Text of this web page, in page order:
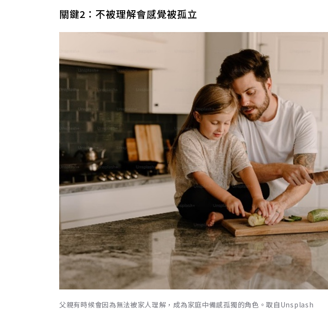
關鍵2：不被理解會感覺被孤立
父親有時候會因為無法被家人理解，成為家庭中備感孤獨的角色。取自Unsplash